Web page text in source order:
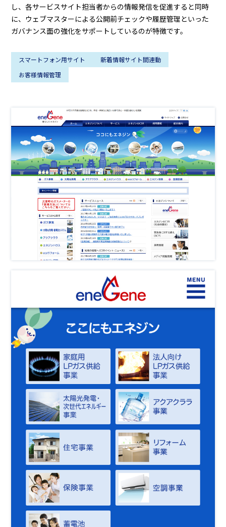
し、各サービスサイト担当者からの情報発信を促進すると同時
に、ウェブマスターによる公開前チェックや履歴管理といった
ガバナンス面の強化をサポートしているのが特徴です。
スマートフォン用サイト
新着情報サイト間連動
お客様情報管理